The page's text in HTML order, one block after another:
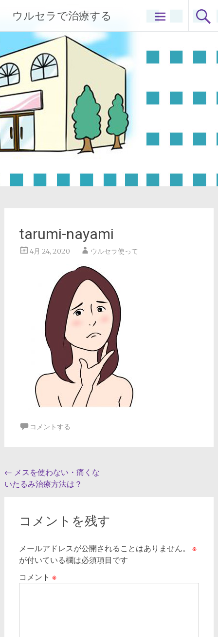
テ
ツ
へ
ス
キ
ッ
プ
ウルセラで治療する
tarumi-nayami
4月 24, 2020 ウルセラ使って
コメントする
投
稿
← メスを使わない・痛くな
いたるみ治療方法は？
コメントを残す
メールアドレスが公開されることはありません。
※
が付いている欄は必須項目です
コメント ※